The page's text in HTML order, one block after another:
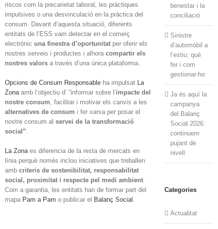
riscos com la precarietat laboral, les pràctiques
impulsives o una desvinculació en la pràctica del
consum. Davant d’aquesta situació, diferents
entitats de l’ESS vam detectar en el comerç
electrònic una finestra d’oportunitat per oferir els
nostres serveis i productes i alhora compartir els
nostres valors a través d’una única plataforma.
Opcions de Consum Responsable ha impulsat La
Zonaamb l’objectiu d’ “informar sobre l’impacte del
nostre consum, facilitar i motivar els canvis a les
alternatives de consum i fer xarxa per posar el
nostre consum al servei de la transformació
social”.
La Zonaes diferencia de la resta de mercats en
línia perquè només inclou iniciatives que treballen
amb criteris de sostenibilitat, responsabilitat
social, proximitat i respecte pel medi ambient.
Com a garantia, les entitats han de formar part del
mapa Pam a Pam o publicar el Balanç Social .
benestar i la
conciliació
Sinistre
d’automòbil a
l’estiu: què
fer i com
gestionar-ho
Ja és aquí la
campanya
del Balanç
Social 2026:
continuem
pujant de
nivell
Categories
Actualitat